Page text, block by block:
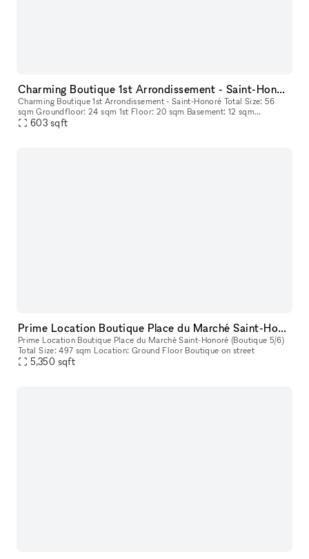
Charming Boutique 1st Arrondissement - Saint-Honoré
Charming Boutique 1st Arrondissement - Saint-Honoré Total Size: 56
sqm Groundfloor: 24 sqm 1st Floor: 20 sqm Basement: 12 sqm
Frontage: 9 m
603 sqft
Prime Location Boutique Place du Marché Saint-Honoré (Boutique 5/6)
Prime Location Boutique Place du Marché Saint-Honoré (Boutique 5/6)
Total Size: 497 sqm Location: Ground Floor Boutique on street
5,350 sqft